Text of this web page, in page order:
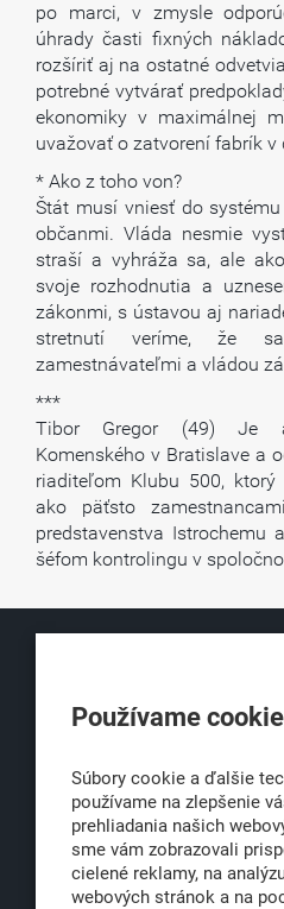
po marci, v zmysle
úhrady časti fixných
rozšíriť aj na ostatné
potrebné vytvárať
ekonomiky v maximálnej
uvažovať o zatvorení fabrík v
* Ako z toho von?
Štát musí vniesť do
občanmi. Vláda nesmie
straší a vyhráža sa, ale
svoje rozhodnutia a
zákonmi, s ústavou aj
stretnutí veríme, že
zamestnávateľmi a vládou
***
Tibor Gregor (49) Je
Komenského v Bratislave a
riaditeľom Klubu 500,
ako päťsto
predstavenstva Istrochemu
šéfom kontrolingu v
+421 2 54
Používame
Súbory cookie a ďalšie
používame na zlepšenie
prehliadania našich
sme vám zobrazovali
cielené reklamy, na
webových stránok a na